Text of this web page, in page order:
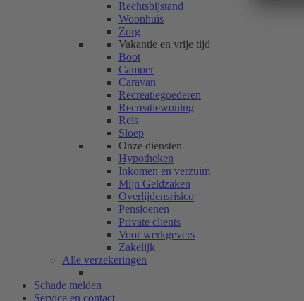
Rechtsbijstand
Woonhuis
Zorg
Vakantie en vrije tijd
Boot
Camper
Caravan
Recreatiegoederen
Recreatiewoning
Reis
Sloep
Onze diensten
Hypotheken
Inkomen en verzuim
Mijn Geldzaken
Overlijdensrisico
Pensioenen
Private clients
Voor werkgevers
Zakelijk
Alle verzekeringen
Schade melden
Service en contact